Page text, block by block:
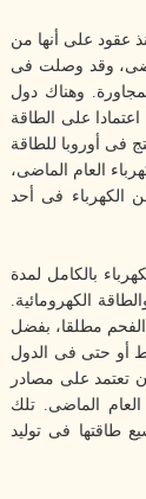
عقود على أنها من
من الكهرباء العام الماضى، وقد وصلت فى
المجاورة. وهناك دول
مثل أيسلندا، اعتمادا على الطاقة
فى أوروبا للطاقة
العام الماضى،
الكهرباء فى أحد
بالكامل لمدة
الكهرومائية.
الفحم مطلقا، بفضل
أو حتى فى الدول
تعتمد على مصادر
لتوليد الكهرباء بالكامل لمدة ٧٥ يوما فى العام الماضى. تلك
طاقتها فى توليد